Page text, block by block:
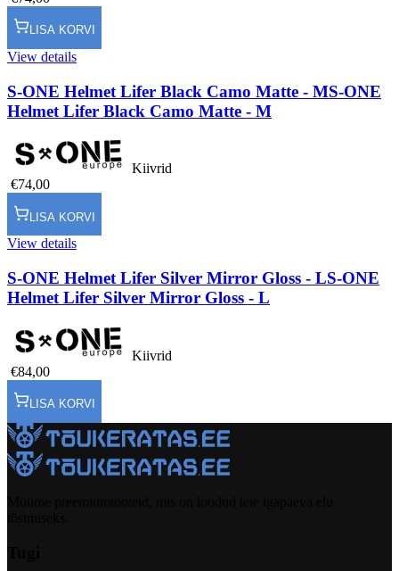
LISA KORVI
View details
S-ONE Helmet Lifer Black Camo Matte - MS-ONE
Helmet Lifer Black Camo Matte - M
Kiivrid
€74,00
LISA KORVI
View details
S-ONE Helmet Lifer Silver Mirror Gloss - LS-ONE
Helmet Lifer Silver Mirror Gloss - L
Kiivrid
€84,00
LISA KORVI